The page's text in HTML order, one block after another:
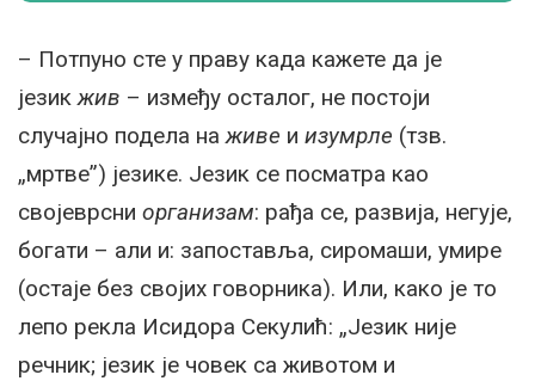
– Потпуно сте у праву када кажете да је
језикжив – између осталог, не постоји
случајно подела наживе и изумрле (тзв.
„мртве”) језике. Језик се посматра као
својеврсни организам: рађа се, развија, негује,
богати – али и: запоставља, сиромаши, умире
(остаје без својих говорника). Или, како је то
лепо рекла Исидора Секулић: „Језик није
речник; језик је човек са животом и